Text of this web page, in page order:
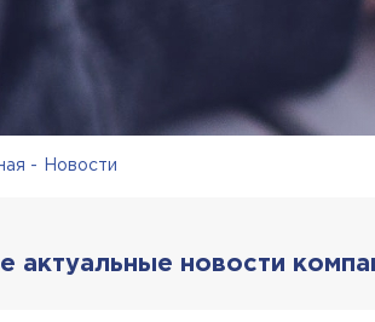
Новости
актуальные новости